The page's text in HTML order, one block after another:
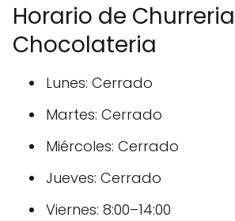
Horario de
Chocolateria
Lunes: Cerrado
Martes: Cerrado
Miércoles: Cerrado
Jueves: Cerrado
Viernes: 8:00–14:00